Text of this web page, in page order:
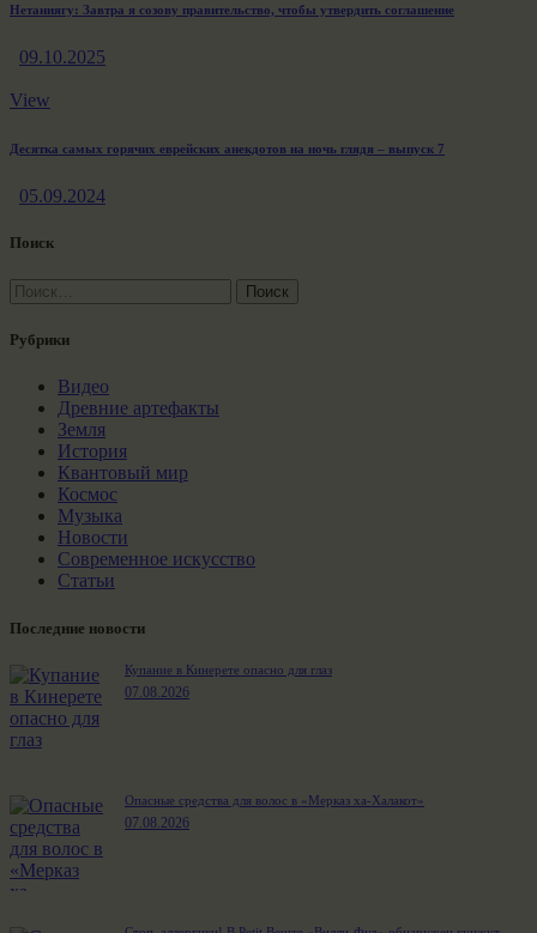
Нетаниягу: Завтра я созову правительство, чтобы утвердить соглашение
09.10.2025
View
Десятка самых горячих еврейских анекдотов на ночь глядя – выпуск 7
05.09.2024
Поиск
Найти:
Рубрики
Видео
Древние артефакты
Земля
История
Квантовый мир
Космос
Музыка
Новости
Современное искусство
Статьи
Последние новости
Купание в Кинерете опасно для глаз
07.08.2026
Опасные средства для волос в «Мерказ ха-Халакот»
07.08.2026